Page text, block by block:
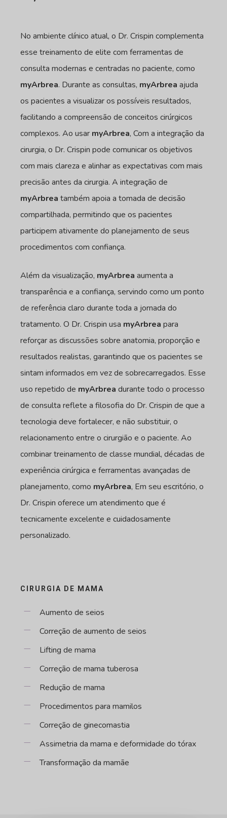
No ambiente clínico atual, o Dr. Crispin complementa
esse treinamento de elite com ferramentas de
consulta modernas e centradas no paciente, como
myArbrea. Durante as consultas, myArbrea ajuda
os pacientes a visualizar os possíveis resultados,
facilitando a compreensão de conceitos cirúrgicos
complexos. Ao usar myArbrea, Com a integração da
cirurgia, o Dr. Crispin pode comunicar os objetivos
com mais clareza e alinhar as expectativas com mais
precisão antes da cirurgia. A integração de
myArbrea também apoia a tomada de decisão
compartilhada, permitindo que os pacientes
participem ativamente do planejamento de seus
procedimentos com confiança.
Além da visualização, myArbrea aumenta a
transparência e a confiança, servindo como um ponto
de referência claro durante toda a jornada do
tratamento. O Dr. Crispin usa myArbrea para
reforçar as discussões sobre anatomia, proporção e
resultados realistas, garantindo que os pacientes se
sintam informados em vez de sobrecarregados. Esse
uso repetido de myArbrea durante todo o processo
de consulta reflete a filosofia do Dr. Crispin de que a
tecnologia deve fortalecer, e não substituir, o
relacionamento entre o cirurgião e o paciente. Ao
combinar treinamento de classe mundial, décadas de
experiência cirúrgica e ferramentas avançadas de
planejamento, como myArbrea, Em seu escritório, o
Dr. Crispin oferece um atendimento que é
tecnicamente excelente e cuidadosamente
personalizado.
CIRURGIA DE MAMA
Aumento de seios
Correção de aumento de seios
Lifting de mama
Correção de mama tuberosa
Redução de mama
Procedimentos para mamilos
Correção de ginecomastia
Assimetria da mama e deformidade do tórax
Transformação da mamãe